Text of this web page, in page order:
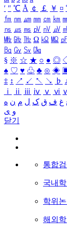
′ ″ ℃ Å ￠ ￡ ￥ ¤
㎙ ㎚ ㎛ ㎜ ㎝ ㎞
㎱ ㎲ ㎳ ㎴ ㎵ ㎶
㎒ ㎓ ㎔ Ω ㏀ ㏁ ㎊
㏃ ㏉ ㏜ ㏆
§ ※ ☆ ★ ○ ● ◎
♠ ♡ ♥ ♧ ♣ ⊙ ◈
‡ ↕ ↗ ↙ ↖ ↘ ♭
ⅰ
ⅱ ⅲ ⅳ ⅴ ⅵ
غ ف ق ک ل م ن ه
و ی
닫기
통합
국내
학위
해외